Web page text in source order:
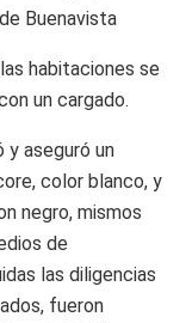
Buenavista
habitaciones se
un cargado.
y aseguró un
color blanco, y
negro, mismos
de
las diligencias
fueron